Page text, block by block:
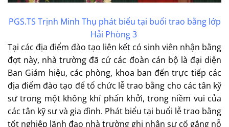
PGS.TS Trịnh Minh Thụ phát biểu tại buổi trao bằng lớp
Hải Phòng 3
Tại các địa điểm đào tạo liên kết có sinh viên nhận bằng
đợt này, nhà trường đã cử các đoàn cán bộ là đại diện
Ban Giám hiệu, các phòng, khoa ban đến trực tiếp các
địa điểm đào tạo để tổ chức lễ trao bằng cho các tân kỹ
sư trong một không khí phấn khởi, trong niềm vui của
các tân kỹ sư và gia đình. Phát biểu tại buổi lễ trao bằng
tốt nghiệp lãnh đạo nhà trường ghi nhận sự cố gắng nỗ